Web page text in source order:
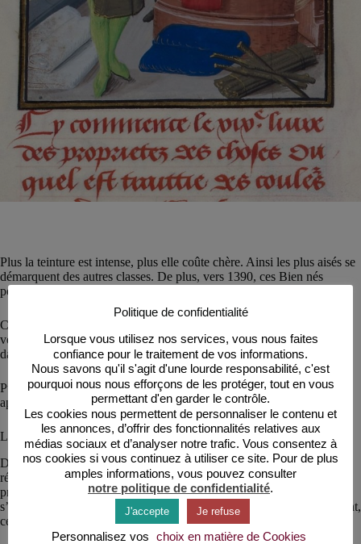
Plus la teinture est intense, plus elle coûte chère. Ainsi les plus aisés se
démarquent des autres classes. De plus, vers 1390, ces Bien nés
peuvent accéder à des fantaisies, comme des habits bariolés.
Comme la couleur prend une place importante dans la tenue
vestimentaire, lesteinturierscréent des colorants encore plus denses
dans la gamme du rouge et du bleu, réservés à l’aristocratie.
Puis, grâce aux importations de plantes, des coloris originaux
apparaissent dans l’habillement, comme le rose porté par les hommes.
Les lois somptuaires
Déjà au XIIIe, Philippe le Bel institue des lois somptuaires pour
réprimer l’extravagance des costumes. Mais aux XIV-XVe, les cours
princières se livrent encore plus a des dépenses inconsidérables et
s’endettent. Les bourgeois qui s’enrichissent de plus en plus les imitent,
ce qui est intolérable pour l’aristocratie.
Politique de confidentialité
Lorsque vous utilisez nos services, vous nous faites
confiance pour le traitement de vos informations.
Nous savons qu'il s'agit d'une lourde responsabilité, c'est
pourquoi nous nous efforçons de les protéger, tout en vous
permettant d'en garder le contrôle.
Les cookies nous permettent de personnaliser le contenu et
les annonces, d’offrir des fonctionnalités relatives aux
médias sociaux et d’analyser notre trafic. Vous consentez à
nos cookies si vous continuez à utiliser ce site. Pour de plus
amples informations, vous pouvez consulter
notre politique de confidentialité.
J'accepte Je refuse
Personnalisez vos choix en matière de Cookies